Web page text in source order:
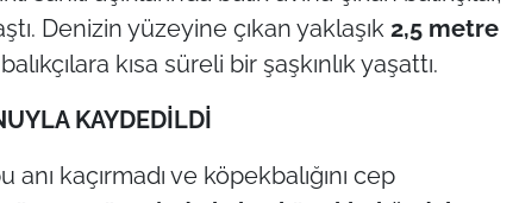
Denizin yüzeyine çıkan yaklaşık 2,5 metre
kısa süreli bir şaşkınlık yaşattı.
KAYDEDİLDİ
kaçırmadı ve köpekbalığını cep